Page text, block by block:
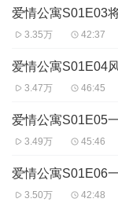
爱情公寓S01E03
3.35万 42:37
爱情公寓S01E04
3.47万 46:45
爱情公寓S01E05
3.49万 45:46
爱情公寓S01E06
3.50万 42:48